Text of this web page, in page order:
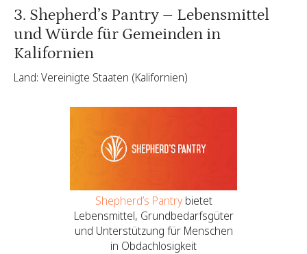
3. Shepherd’s Pantry – Lebensmittel
und Würde für Gemeinden in
Kalifornien
Land: Vereinigte Staaten (Kalifornien)
Shepherd’s Pantrybietet
Lebensmittel, Grundbedarfsgüter
und Unterstützung für Menschen
in Obdachlosigkeit